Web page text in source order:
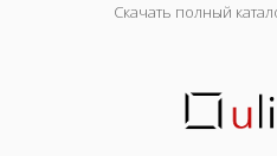
Скачать полный